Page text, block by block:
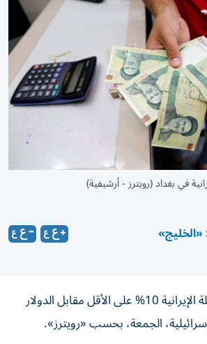
في بغداد (رويترز - أرشيفية)
انخفضت قيمة العملة الإيرانية 10% على الأقل مقابل الدولار
الجمعة، بحسب «رويترز».